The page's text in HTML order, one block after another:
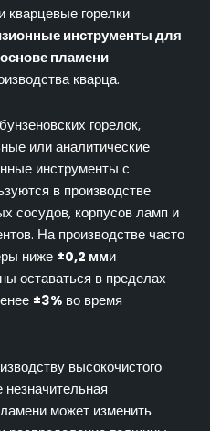
горелки
инструменты для
пламени
кварца.
горелок,
или аналитические
инструменты с
в производстве
сосудов, корпусов ламп и
На производстве часто
ниже ±0,2 мми
оставаться в пределах
±3% во время
высокочистого
может изменить